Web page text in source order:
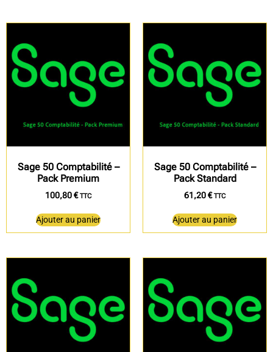
Sage 50 Comptabilité –
Pack Premium
100,80€ TTC
Ajouter au panier
Sage 50 Comptabilité –
Pack Standard
61,20€ TTC
Ajouter au panier